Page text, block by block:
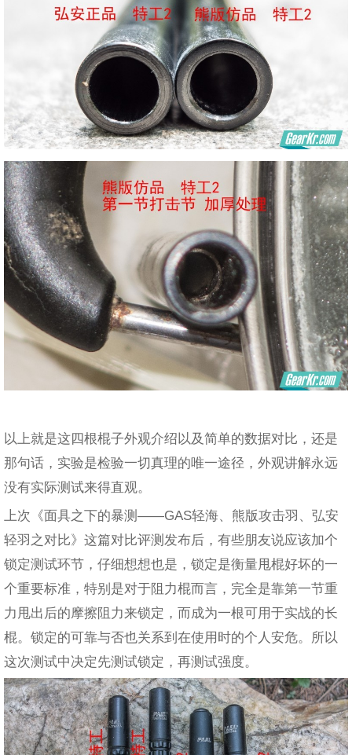
以上就是这四根棍子外观介绍以及简单的数据对比，还是
那句话，实验是检验一切真理的唯一途径，外观讲解永远
没有实际测试来得直观。
上次《面具之下的暴测——GAS轻海、熊版攻击羽、弘安
轻羽之对比》这篇对比评测发布后，有些朋友说应该加个
锁定测试环节，仔细想想也是，锁定是衡量甩棍好坏的一
个重要标准，特别是对于阻力棍而言，完全是靠第一节重
力甩出后的摩擦阻力来锁定，而成为一根可用于实战的长
棍。锁定的可靠与否也关系到在使用时的个人安危。所以
这次测试中决定先测试锁定，再测试强度。